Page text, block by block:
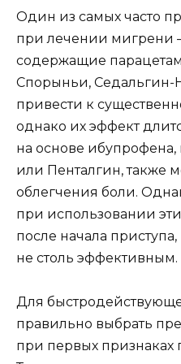
Один из самых часто
при лечении мигрени
содержащие
Спорыньи, Седальгин-
привести к
однако их эффект
на основе
или Пенталгин, также
облегчения боли.
при использовании
после начала
не столь эффективным.
Для
правильно выбрать
при первых признаках